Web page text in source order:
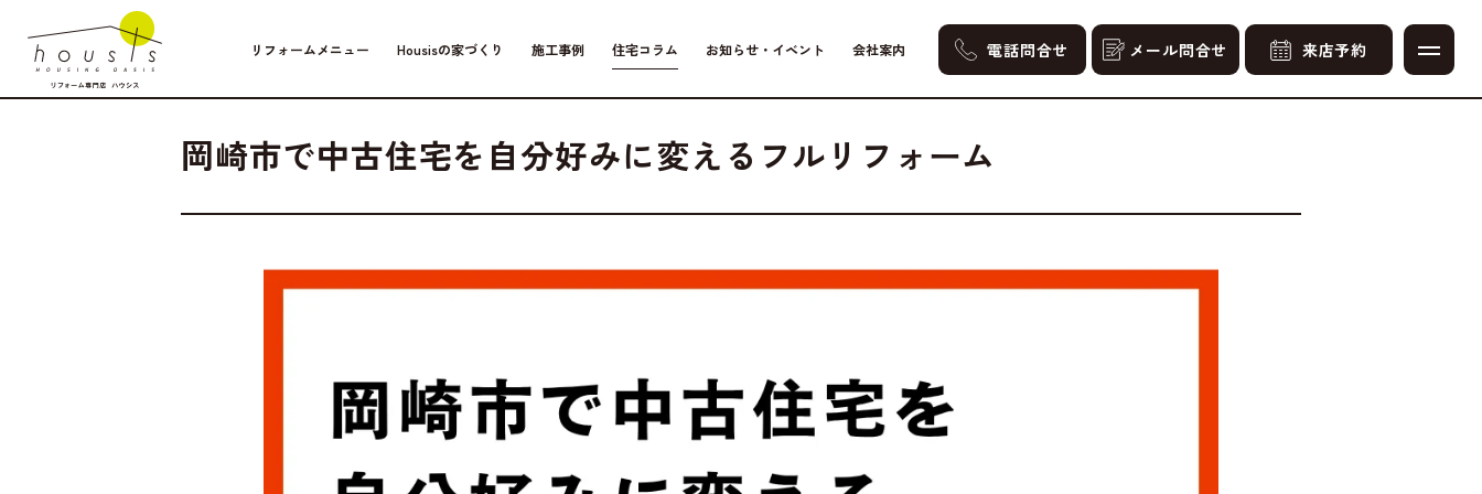
リフォームメニュー Housisの家づくり 施工事例 住宅コラム お知らせ・イベント 会社案内 電話問合せ メール問合せ 来店予約
間取り・LDK
岡崎市で中古住宅を自分好みに変えるフルリフォーム